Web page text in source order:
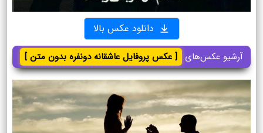
دانلود عکس بالا
آرشیو عکس‌های [ عکس پروفایل عاشقانه دونفره بدون متن ]